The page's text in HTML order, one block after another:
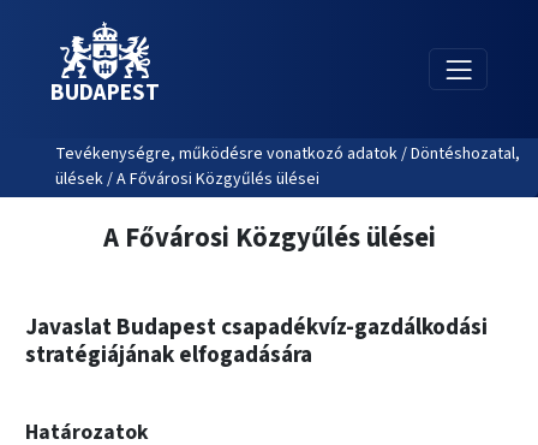
BUDAPEST
Tevékenységre, működésre vonatkozó adatok / Döntéshozatal,
ülések / A Fővárosi Közgyűlés ülései
A Fővárosi Közgyűlés ülései
Javaslat Budapest csapadékvíz-gazdálkodási
stratégiájának elfogadására
Határozatok